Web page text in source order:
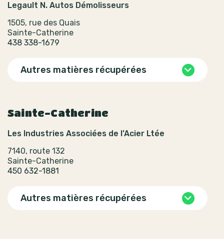
Legault N. Autos Démolisseurs
1505, rue des Quais
Sainte-Catherine
438 338-1679
Autres matières récupérées
Sainte-Catherine
Les Industries Associées de l’Acier Ltée
7140, route 132
Sainte-Catherine
450 632-1881
Autres matières récupérées